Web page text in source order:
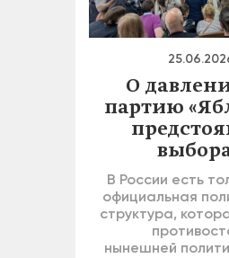
О
партию
В России есть
официальная
структура,
нынешней